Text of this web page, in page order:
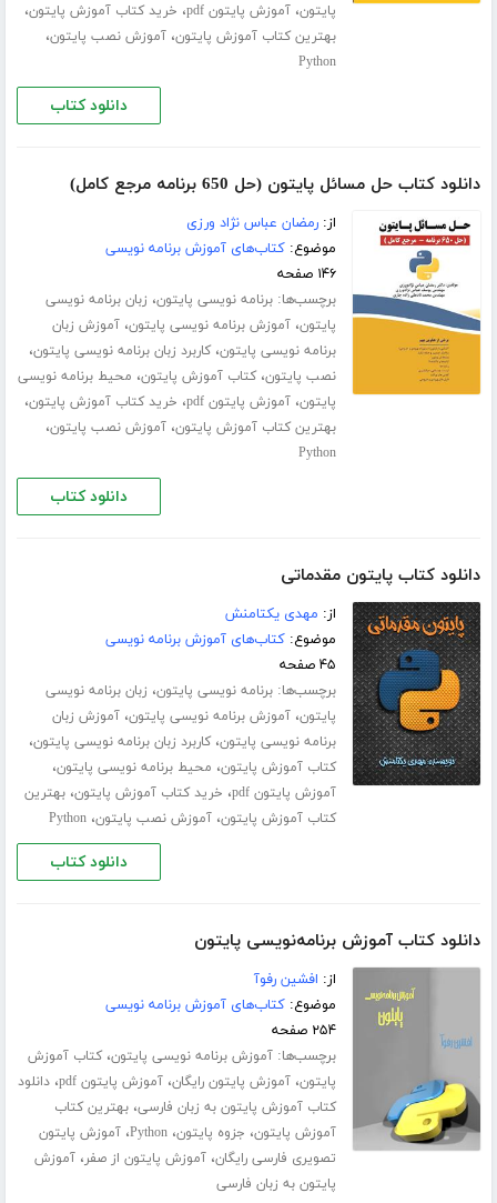
پایتون،آموزش پایتون pdf ، خرید کتاب آموزش پایتون،
بهترین کتاب آموزش پایتون،آموزش نصب پایتون،
Python
دانلود کتاب
دانلود کتاب حل مسائل پایتون (حل 650 برنامه مرجع کامل)
از:رمضان عباس نژاد ورزی
موضوع:کتاب‌های آموزش برنامه نویسی
۱۴۶ صفحه
برچسب‌ها:برنامه نویسی پایتون، زبان برنامه نویسی
پایتون،آموزش برنامه نویسی پایتون،آموزش زبان
برنامه نویسی پایتون،کاربرد زبان برنامه نویسی پایتون،
نصب پایتون،کتاب آموزش پایتون، محیط برنامه نویسی
پایتون،آموزش پایتون pdf ، خرید کتاب آموزش پایتون،
بهترین کتاب آموزش پایتون،آموزش نصب پایتون،
Python
دانلود کتاب
دانلود کتاب پایتون مقدماتی
از: مهدی یکتامنش
موضوع:کتاب‌های آموزش برنامه نویسی
۴۵ صفحه
برچسب‌ها:برنامه نویسی پایتون، زبان برنامه نویسی
پایتون،آموزش برنامه نویسی پایتون،آموزش زبان
برنامه نویسی پایتون،کاربرد زبان برنامه نویسی پایتون،
کتاب آموزش پایتون، محیط برنامه نویسی پایتون،
آموزش پایتون pdf ، خرید کتاب آموزش پایتون،بهترین
کتاب آموزش پایتون،آموزش نصب پایتون،Python
دانلود کتاب
دانلود کتاب آموزش برنامه‌نویسی پایتون
از: افشین رفوآ
موضوع:کتاب‌های آموزش برنامه نویسی
۲۵۴ صفحه
برچسب‌ها:آموزش برنامه نویسی پایتون،کتاب آموزش
پایتون،آموزش پایتون رایگان،آموزش پایتون pdf ،دانلود
کتاب آموزش پایتون به زبان فارسی،بهترین کتاب
آموزش پایتون، جزوه پایتون،Python،آموزش پایتون
تصویری فارسی رایگان،آموزش پایتون از صفر،آموزش
پایتون به زبان فارسی